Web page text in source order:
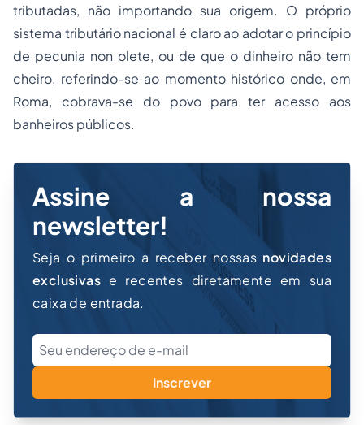
tributadas, não importando sua origem. O próprio
sistema tributário nacional é claro ao adotar o princípio
de pecunia non olete, ou de que o dinheiro não tem
cheiro, referindo-se ao momento histórico onde, em
Roma, cobrava-se do povo para ter acesso aos
banheiros públicos.
Assine a nossa
newsletter!
Seja o primeiro a receber nossas novidades
exclusivas e recentes diretamente em sua
caixa de entrada.
Inscrever